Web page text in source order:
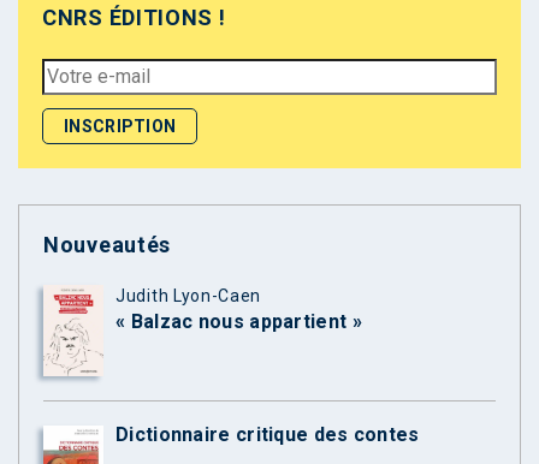
CNRS ÉDITIONS !
Nouveautés
Judith Lyon-Caen
« Balzac nous appartient »
Dictionnaire critique des contes